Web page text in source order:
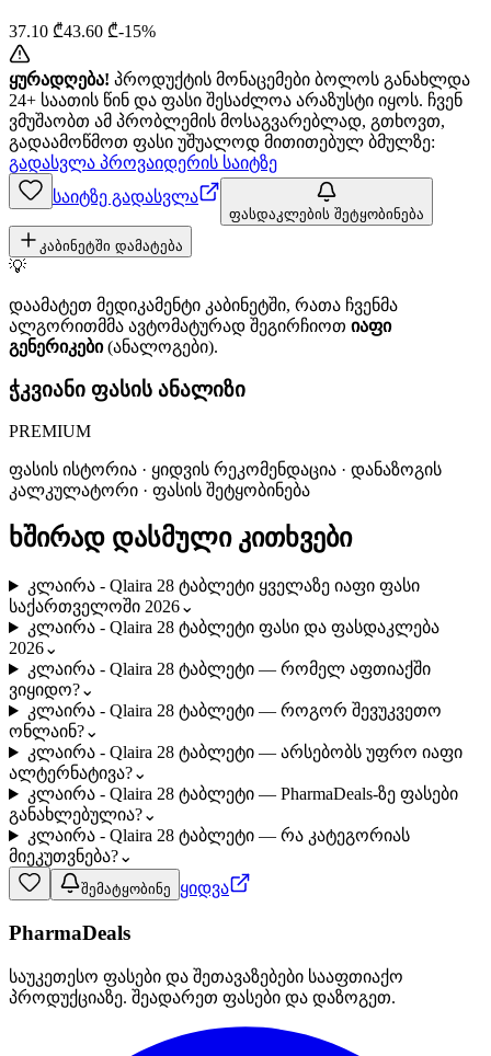
37.10 ₾43.60 ₾-15%
ყურადღება! პროდუქტის მონაცემები ბოლოს განახლდა
24+ საათის წინ და ფასი შესაძლოა არაზუსტი იყოს. ჩვენ
ვმუშაობთ ამ პრობლემის მოსაგვარებლად, გთხოვთ,
გადაამოწმოთ ფასი უშუალოდ მითითებულ ბმულზე:
გადასვლა პროვაიდერის საიტზე
საიტზე გადასვლა
ფასდაკლების შეტყობინება
კაბინეტში დამატება
💡
დაამატეთ მედიკამენტი კაბინეტში, რათა ჩვენმა
ალგორითმმა ავტომატურად შეგირჩიოთ იაფი
გენერიკები(ანალოგები).
ჭკვიანი ფასის ანალიზი
PREMIUM
ფასის ისტორია · ყიდვის რეკომენდაცია · დანაზოგის
კალკულატორი · ფასის შეტყობინება
ხშირად დასმული კითხვები
კლაირა - Qlaira 28 ტაბლეტი ყველაზე იაფი ფასი
საქართველოში 2026⌄
კლაირა - Qlaira 28 ტაბლეტი ფასი და ფასდაკლება
2026⌄
კლაირა - Qlaira 28 ტაბლეტი — რომელ აფთიაქში
ვიყიდო?⌄
კლაირა - Qlaira 28 ტაბლეტი — როგორ შევუკვეთო
ონლაინ?⌄
კლაირა - Qlaira 28 ტაბლეტი — არსებობს უფრო იაფი
ალტერნატივა?⌄
კლაირა - Qlaira 28 ტაბლეტი — PharmaDeals-ზე ფასები
განახლებულია?⌄
კლაირა - Qlaira 28 ტაბლეტი — რა კატეგორიას
მიეკუთვნება?⌄
შემატყობინე ყიდვა
PharmaDeals
საუკეთესო ფასები და შეთავაზებები სააფთიაქო
პროდუქციაზე. შეადარეთ ფასები და დაზოგეთ.